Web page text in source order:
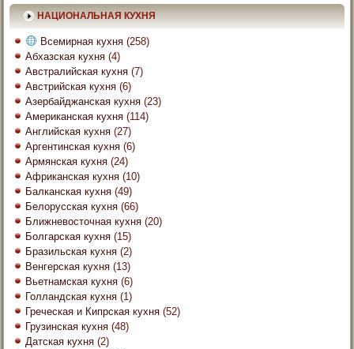
НАЦИОНАЛЬНАЯ КУХНЯ
Всемирная кухня (258)
Абхазская кухня (4)
Австралийская кухня (7)
Австрийская кухня (6)
Азербайджанская кухня (23)
Американская кухня (114)
Английская кухня (27)
Аргентинская кухня (6)
Армянская кухня (24)
Африканская кухня (10)
Балканская кухня (49)
Белорусская кухня (66)
Ближневосточная кухня (20)
Болгарская кухня (15)
Бразильская кухня (2)
Венгерская кухня (13)
Вьетнамская кухня (6)
Голландская кухня (1)
Греческая и Кипрская кухня (52)
Грузинская кухня (48)
Датская кухня (2)